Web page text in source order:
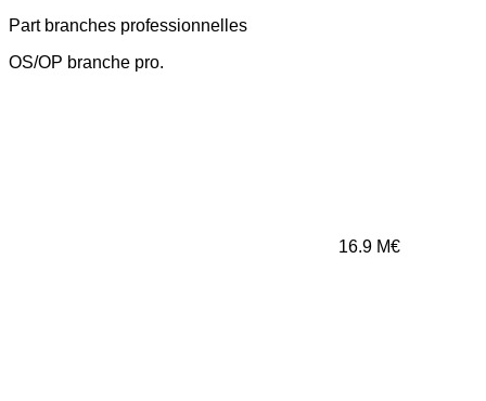
Part branches professionnelles
OS/OP branche pro.
16.9 M€